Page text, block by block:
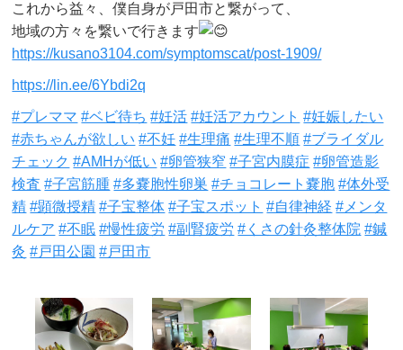
これから益々、僕自身が戸田市と繋がって、
地域の方々を繋いで行きます
https://kusano3104.com/symptomscat/post-1909/
https://lin.ee/6Ybdi2q
#プレママ #ベビ待ち #妊活 #妊活アカウント #妊娠したい
#赤ちゃんが欲しい #不妊 #生理痛 #生理不順 #ブライダル
チェック #AMHが低い #卵管狭窄 #子宮内膜症 #卵管造影
検査 #子宮筋腫 #多嚢胞性卵巣 #チョコレート嚢胞 #体外受
精 #顕微授精 #子宝整体 #子宝スポット #自律神経 #メンタ
ルケア #不眠 #慢性疲労 #副腎疲労 #くさの針灸整体院 #鍼
灸 #戸田公園 #戸田市